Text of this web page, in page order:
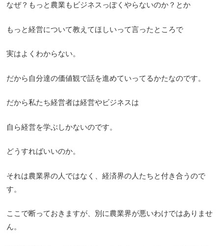
なぜ？もっと農業もビジネスっぽくやらないのか？とか
もっと経営について教えてほしいって言ったところで
実はよくわからない。
だから自分達の価値観で話を進めていってるかたなのです。
だから私たち経営者は経営やビジネスは
自ら経営を学ぶしかないのです。
どうすればいいのか。
それは農業界の人ではなく、経済界の人たちと付き合うので
す。
ここで断っておきますが、別に農業界が悪いわけではありませ
ん。